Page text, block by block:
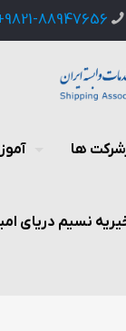
9821-88947656+
ها
نسیم دریای